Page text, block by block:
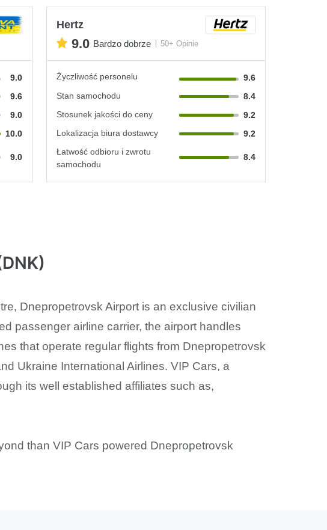
9.0
9.6
9.0
10.0
9.0
Hertz
9.0 Bardzo dobrze 50+ Opinie
Życzliwość personelu
9.6
Stan samochodu
8.4
Stosunek jakości do ceny
9.2
Lokalizacja biura dostawcy
9.2
Łatwość odbioru i zwrotu
samochodu
8.4
Dnepropetrovsk Airport is an exclusive civilian
passenger airline carrier, the airport handles
that operate regular flights from Dnepropetrovsk
Ukraine International Airlines. VIP Cars, a
its well established affiliates such as,
than VIP Cars powered Dnepropetrovsk